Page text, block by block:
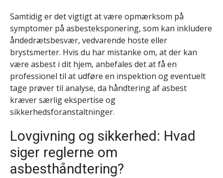
Samtidig er det vigtigt at være opmærksom på
symptomer på asbesteksponering, som kan inkludere
åndedrætsbesvær, vedvarende hoste eller
brystsmerter. Hvis du har mistanke om, at der kan
være asbest i dit hjem, anbefales det at få en
professionel til at udføre en inspektion og eventuelt
tage prøver til analyse, da håndtering af asbest
kræver særlig ekspertise og
sikkerhedsforanstaltninger.
Lovgivning og sikkerhed: Hvad
siger reglerne om
asbesthåndtering?